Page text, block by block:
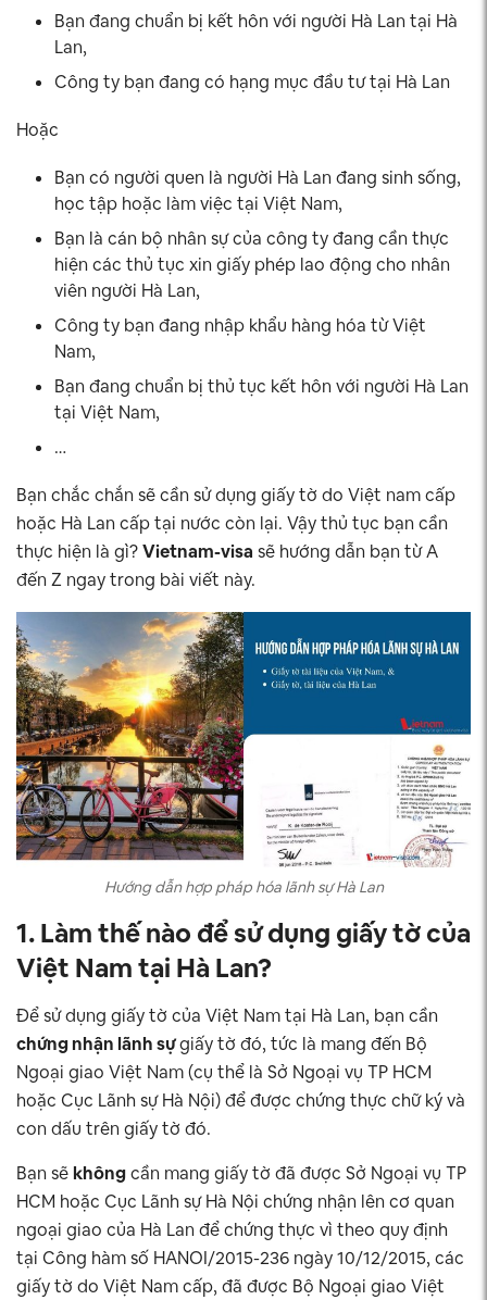
Bạn đang chuẩn bị kết hôn với người Hà Lan tại Hà
Lan,
Công ty bạn đang có hạng mục đầu tư tại Hà Lan
Hoặc
Bạn có người quen là người Hà Lan đang sinh sống,
học tập hoặc làm việc tại Việt Nam,
Bạn là cán bộ nhân sự của công ty đang cần thực
hiện các thủ tục xin giấy phép lao động cho nhân
viên người Hà Lan,
Công ty bạn đang nhập khẩu hàng hóa từ Việt
Nam,
Bạn đang chuẩn bị thủ tục kết hôn với người Hà Lan
tại Việt Nam,
…
Bạn chắc chắn sẽ cần sử dụng giấy tờ do Việt nam cấp
hoặc Hà Lan cấp tại nước còn lại. Vậy thủ tục bạn cần
thực hiện là gì?Vietnam-visa sẽ hướng dẫn bạn từ A
đến Z ngay trong bài viết này.
Hướng dẫn hợp pháp hóa lãnh sự Hà Lan
1. Làm thế nào để sử dụng giấy tờ của
Việt Nam tại Hà Lan?
Để sử dụng giấy tờ của Việt Nam tại Hà Lan, bạn cần
chứng nhận lãnh sựgiấy tờ đó, tức là mang đến Bộ
Ngoại giao Việt Nam (cụ thể là Sở Ngoại vụ TP HCM
hoặc Cục Lãnh sự Hà Nội) để được chứng thực chữ ký và
con dấu trên giấy tờ đó.
Bạn sẽkhôngcần mang giấy tờ đã được Sở Ngoại vụ TP
HCM hoặc Cục Lãnh sự Hà Nội chứng nhận lên cơ quan
ngoại giao của Hà Lan để chứng thực vì theo quy định
tại Công hàm số HANOI/2015-236 ngày 10/12/2015, các
giấy tờ do Việt Nam cấp, đã được Bộ Ngoại giao Việt